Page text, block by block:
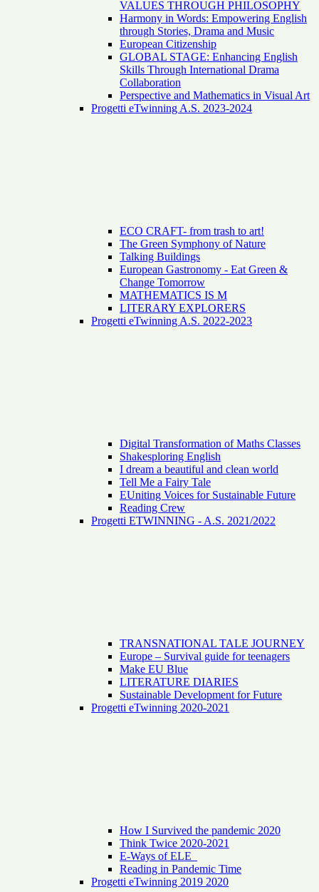
VALUES THROUGH PHILOSOPHY
Harmony in Words: Empowering English
through Stories, Drama and Music
European Citizenship
GLOBAL STAGE: Enhancing English
Skills Through International Drama
Collaboration
Perspective and Mathematics in Visual Art
Progetti eTwinning A.S. 2023-2024
ECO CRAFT- from trash to art!
The Green Symphony of Nature
Talking Buildings
European Gastronomy - Eat Green &
Change Tomorrow
MATHEMATICS IS M
LITERARY EXPLORERS
Progetti eTwinning A.S. 2022-2023
Digital Transformation of Maths Classes
Shakesploring English
I dream a beautiful and clean world
Tell Me a Fairy Tale
EUniting Voices for Sustainable Future
Reading Crew
Progetti ETWINNING - A.S. 2021/2022
TRANSNATIONAL TALE JOURNEY
Europe – Survival guide for teenagers
Make EU Blue
LITERATURE DIARIES
Sustainable Development for Future
Progetti eTwinning 2020-2021
How I Survived the pandemic 2020
Think Twice 2020-2021
E-Ways of ELE
Reading in Pandemic Time
Progetti eTwinning 2019 2020